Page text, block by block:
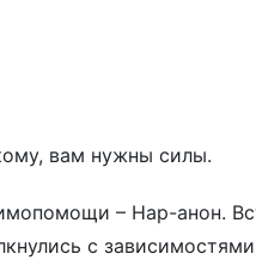
вам нужны силы.
– Нар-анон.
с